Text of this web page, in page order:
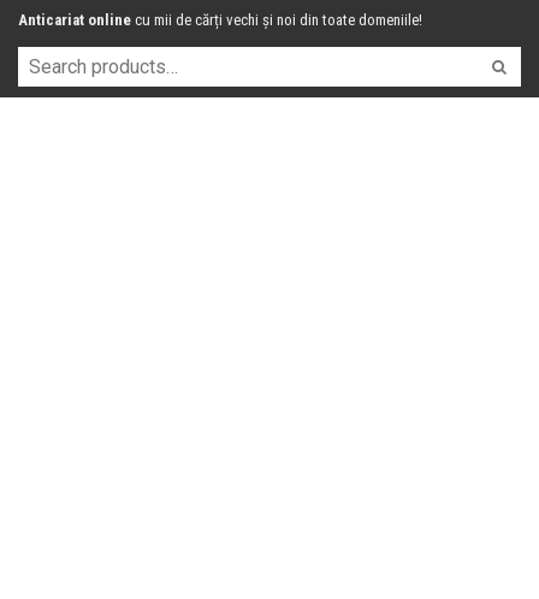
Anticariat online cu mii de cărți vechi și noi din toate domeniile!